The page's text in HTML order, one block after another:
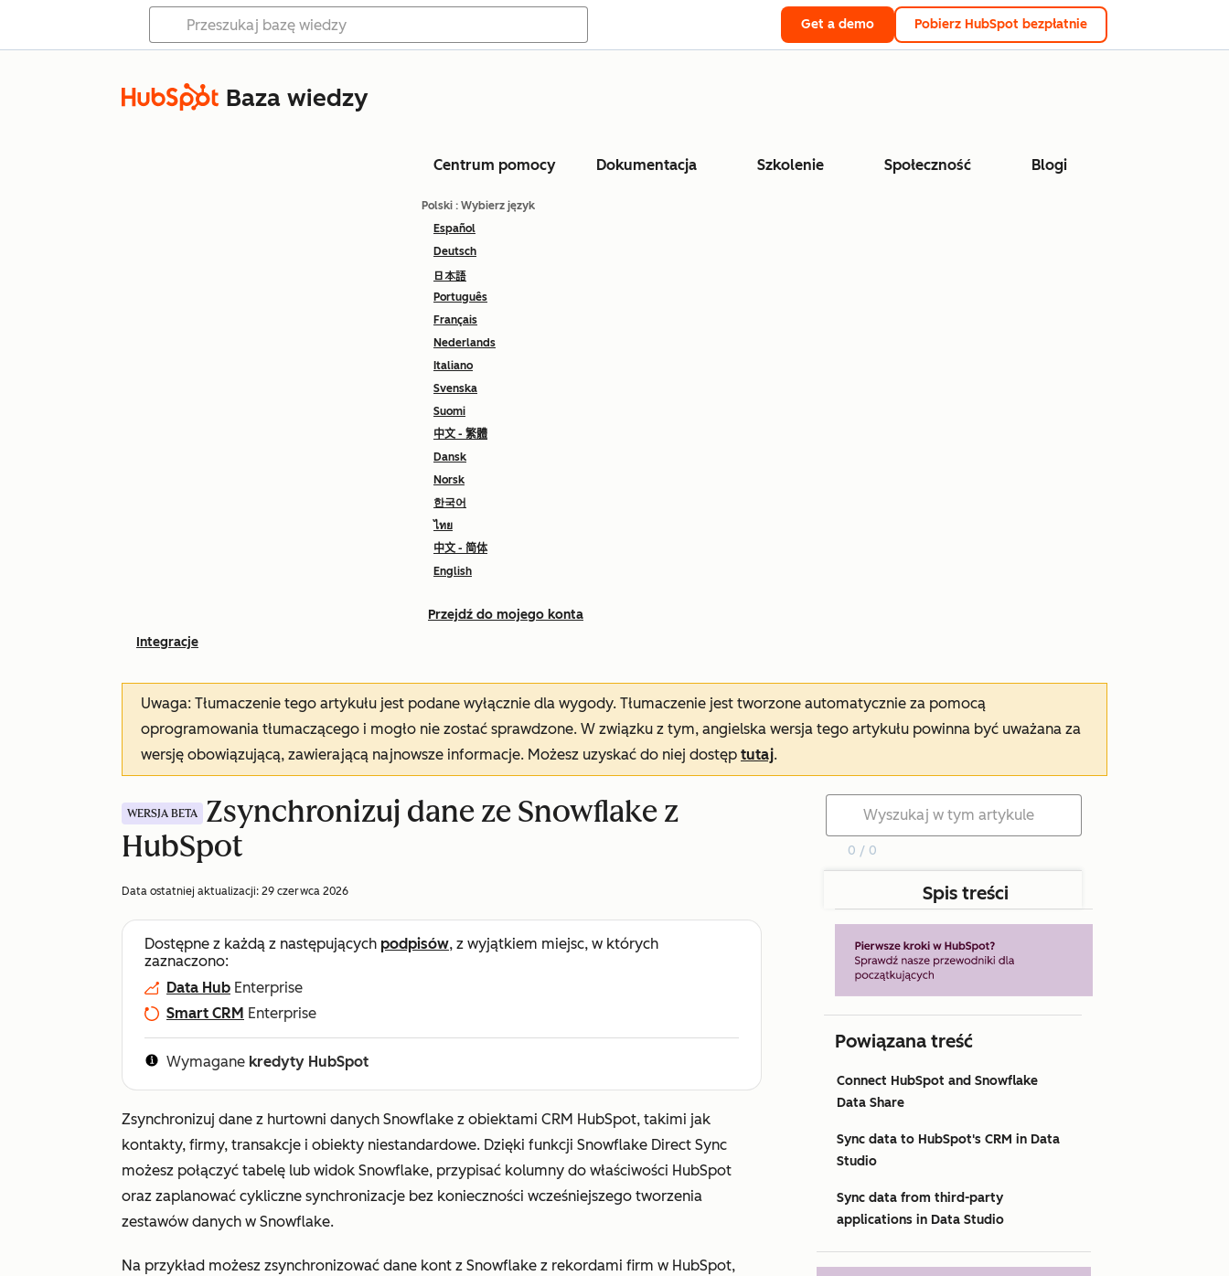
Get a demo Pobierz HubSpot bezpłatnie
Baza wiedzy
Centrum pomocy Dokumentacja Szkolenie Społeczność Blogi
Polski : Wybierz język
Español
Deutsch
日本語
Português
Français
Nederlands
Italiano
Svenska
Suomi
中文 - 繁體
Dansk
Norsk
한국어
ไทย
中文 - 简体
English
Przejdź do mojego konta
Integracje
Uwaga: Tłumaczenie tego artykułu jest podane wyłącznie dla wygody. Tłumaczenie jest tworzone automatycznie za pomocą
oprogramowania tłumaczącego i mogło nie zostać sprawdzone. W związku z tym, angielska wersja tego artykułu powinna być uważana za
wersję obowiązującą, zawierającą najnowsze informacje. Możesz uzyskać do niej dostęp tutaj.
WERSJA BETA
Zsynchronizuj dane ze Snowflake z
HubSpot
Data ostatniej aktualizacji: 29 czerwca 2026
Dostępne z każdą z następujących podpisów, z wyjątkiem miejsc, w których
zaznaczono:
Data Hub Enterprise
Smart CRM Enterprise
Wymagane kredyty HubSpot
Zsynchronizuj dane z hurtowni danych Snowflake z obiektami CRM HubSpot, takimi jak
kontakty, firmy, transakcje i obiekty niestandardowe. Dzięki funkcji Snowflake Direct Sync
możesz połączyć tabelę lub widok Snowflake, przypisać kolumny do właściwości HubSpot
oraz zaplanować cykliczne synchronizacje bez konieczności wcześniejszego tworzenia
zestawów danych w Snowflake.
Na przykład możesz zsynchronizować dane kont z Snowflake z rekordami firm w HubSpot,
0 / 0
Spis treści
Powiązana treść
Connect HubSpot and Snowflake
Data Share
Sync data to HubSpot's CRM in Data
Studio
Sync data from third-party
applications in Data Studio